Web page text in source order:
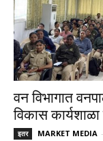
वन विभागात
विकास
इतर MARKET MEDIA -